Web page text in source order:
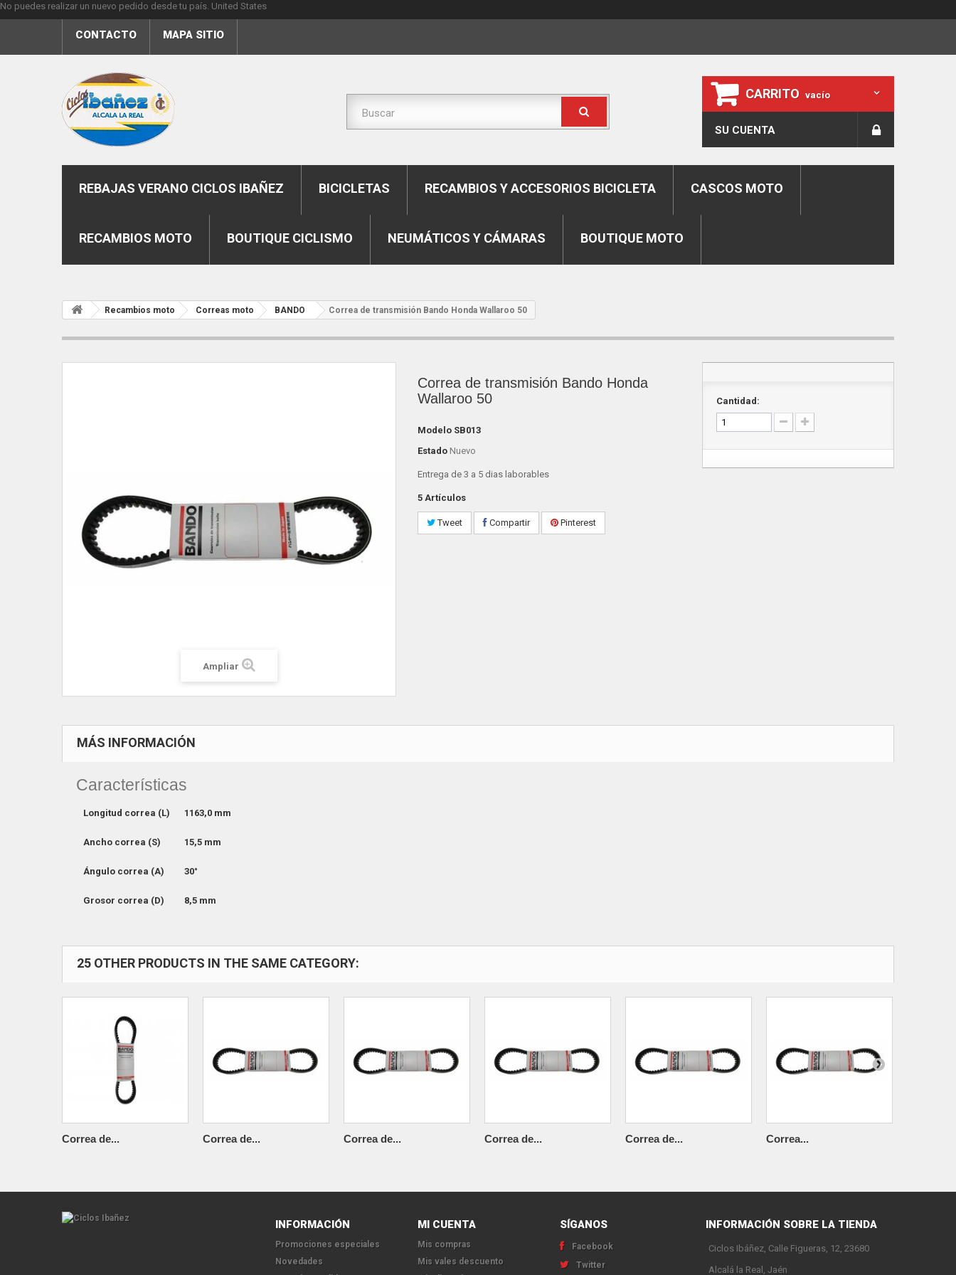
No puedes realizar un nuevo pedido desde tu país. United States
CONTACTO MAPA SITIO
CARRITO vacío
SU CUENTA
REBAJAS VERANO CICLOS IBAÑEZ BICICLETAS RECAMBIOS Y ACCESORIOS BICICLETA CASCOS MOTO
RECAMBIOS MOTO BOUTIQUE CICLISMO NEUMÁTICOS Y CÁMARAS BOUTIQUE MOTO
Recambios moto Correas moto BANDO Correa de transmisión Bando Honda Wallaroo 50
Ampliar
Correa de transmisión Bando Honda
Wallaroo 50
Modelo SB013
Estado Nuevo
Entrega de 3 a 5 dias laborables
5 Artículos
Tweet Compartir Pinterest
Cantidad:
MÁS INFORMACIÓN
Características
Longitud correa (L) 1163,0 mm
Ancho correa (S) 15,5 mm
Ángulo correa (A) 30°
Grosor correa (D) 8,5 mm
25 OTHER PRODUCTS IN THE SAME CATEGORY:
Correa de... Correa de... Correa de... Correa de... Correa de... Correa...
INFORMACIÓN
Promociones especiales
Novedades
MI CUENTA
Mis compras
Mis vales descuento
SÍGANOS
Facebook
Twitter
INFORMACIÓN SOBRE LA TIENDA
Ciclos Ibáñez, Calle Figueras, 12, 23680
Alcalá la Real, Jaén